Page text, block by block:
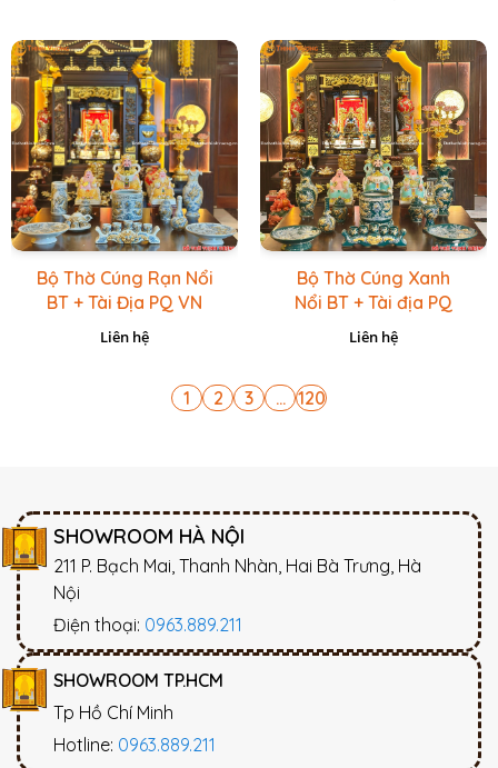
Bộ Thờ Cúng Rạn Nổi
BT + Tài Địa PQ VN
Vàng Caro
Liên hệ
Bộ Thờ Cúng Xanh
Nổi BT + Tài địa PQ
VN Xanh Lục
Liên hệ
1 2 3 ... 120
SHOWROOM HÀ NỘI
211 P. Bạch Mai, Thanh Nhàn, Hai Bà Trưng, Hà
Nội
Điện thoại: 0963.889.211
SHOWROOM TP.HCM
Tp Hồ Chí Minh
Hotline: 0963.889.211